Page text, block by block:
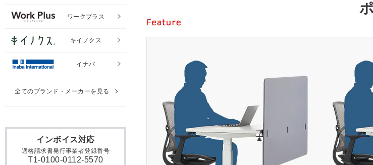
インボイス対応
適格請求書発行事業者登録番号
T1-0100-0112-5570
ワークプラス
キイノクス
イナバ
全てのブランド・メーカーを見る